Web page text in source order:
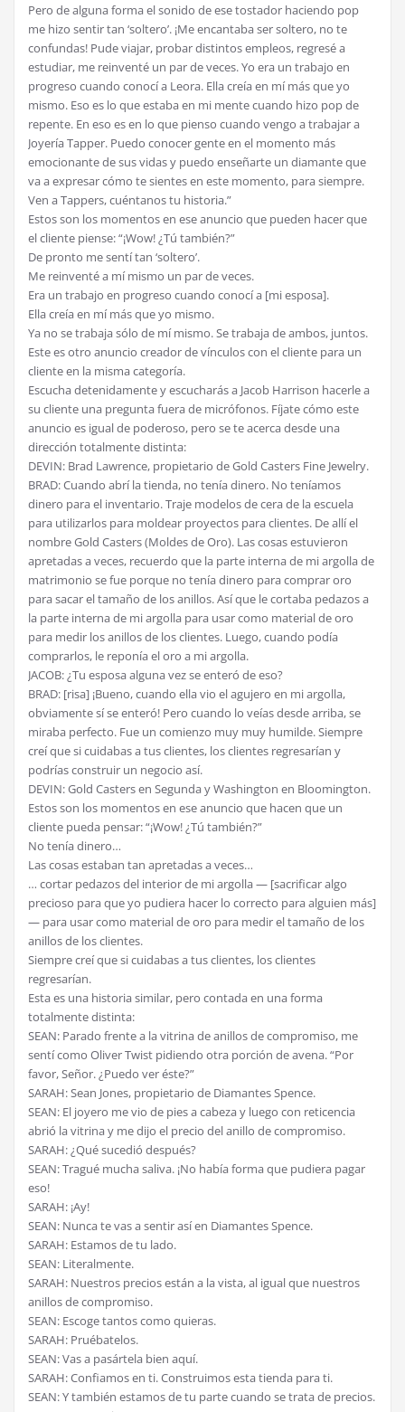
Pero de alguna forma el sonido de ese tostador haciendo pop
me hizo sentir tan ‘soltero’. ¡Me encantaba ser soltero, no te
confundas! Pude viajar, probar distintos empleos, regresé a
estudiar, me reinventé un par de veces. Yo era un trabajo en
progreso cuando conocí a Leora. Ella creía en mí más que yo
mismo. Eso es lo que estaba en mi mente cuando hizo pop de
repente. En eso es en lo que pienso cuando vengo a trabajar a
Joyería Tapper. Puedo conocer gente en el momento más
emocionante de sus vidas y puedo enseñarte un diamante que
va a expresar cómo te sientes en este momento, para siempre.
Ven a Tappers, cuéntanos tu historia.”
Estos son los momentos en ese anuncio que pueden hacer que
el cliente piense: “¡Wow! ¿Tú también?”
De pronto me sentí tan ‘soltero’.
Me reinventé a mí mismo un par de veces.
Era un trabajo en progreso cuando conocí a [mi esposa].
Ella creía en mí más que yo mismo.
Ya no se trabaja sólo de mí mismo. Se trabaja de ambos, juntos.
Este es otro anuncio creador de vínculos con el cliente para un
cliente en la misma categoría.
Escucha detenidamente y escucharás a Jacob Harrison hacerle a
su cliente una pregunta fuera de micrófonos. Fíjate cómo este
anuncio es igual de poderoso, pero se te acerca desde una
dirección totalmente distinta:
DEVIN: Brad Lawrence, propietario de Gold Casters Fine Jewelry.
BRAD: Cuando abrí la tienda, no tenía dinero. No teníamos
dinero para el inventario. Traje modelos de cera de la escuela
para utilizarlos para moldear proyectos para clientes. De allí el
nombre Gold Casters (Moldes de Oro). Las cosas estuvieron
apretadas a veces, recuerdo que la parte interna de mi argolla de
matrimonio se fue porque no tenía dinero para comprar oro
para sacar el tamaño de los anillos. Así que le cortaba pedazos a
la parte interna de mi argolla para usar como material de oro
para medir los anillos de los clientes. Luego, cuando podía
comprarlos, le reponía el oro a mi argolla.
JACOB: ¿Tu esposa alguna vez se enteró de eso?
BRAD: [risa] ¡Bueno, cuando ella vio el agujero en mi argolla,
obviamente sí se enteró! Pero cuando lo veías desde arriba, se
miraba perfecto. Fue un comienzo muy muy humilde. Siempre
creí que si cuidabas a tus clientes, los clientes regresarían y
podrías construir un negocio así.
DEVIN: Gold Casters en Segunda y Washington en Bloomington.
Estos son los momentos en ese anuncio que hacen que un
cliente pueda pensar: “¡Wow! ¿Tú también?”
No tenía dinero…
Las cosas estaban tan apretadas a veces…
… cortar pedazos del interior de mi argolla — [sacrificar algo
precioso para que yo pudiera hacer lo correcto para alguien más]
— para usar como material de oro para medir el tamaño de los
anillos de los clientes.
Siempre creí que si cuidabas a tus clientes, los clientes
regresarían.
Esta es una historia similar, pero contada en una forma
totalmente distinta:
SEAN: Parado frente a la vitrina de anillos de compromiso, me
sentí como Oliver Twist pidiendo otra porción de avena. “Por
favor, Señor. ¿Puedo ver éste?”
SARAH: Sean Jones, propietario de Diamantes Spence.
SEAN: El joyero me vio de pies a cabeza y luego con reticencia
abrió la vitrina y me dijo el precio del anillo de compromiso.
SARAH: ¿Qué sucedió después?
SEAN: Tragué mucha saliva. ¡No había forma que pudiera pagar
eso!
SARAH: ¡Ay!
SEAN: Nunca te vas a sentir así en Diamantes Spence.
SARAH: Estamos de tu lado.
SEAN: Literalmente.
SARAH: Nuestros precios están a la vista, al igual que nuestros
anillos de compromiso.
SEAN: Escoge tantos como quieras.
SARAH: Pruébatelos.
SEAN: Vas a pasártela bien aquí.
SARAH: Confiamos en ti. Construimos esta tienda para ti.
SEAN: Y también estamos de tu parte cuando se trata de precios.